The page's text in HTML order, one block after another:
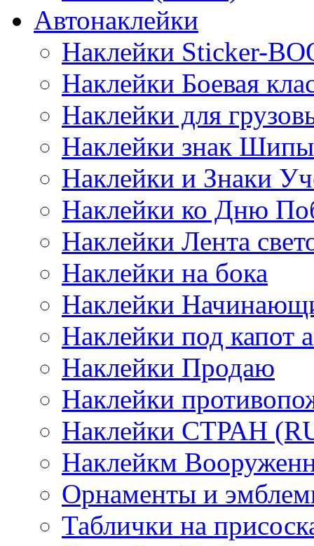
Автонаклейки
Наклейки Sticker-
Наклейки Боевая
Наклейки для
Наклейки знак Шипы
Наклейки и Знаки
Наклейки ко Дню
Наклейки Лента
Наклейки на бока
Наклейки
Наклейки под капот
Наклейки Продаю
Наклейки
Наклейки СТРАН
Наклейкм
Орнаменты и
Таблички на